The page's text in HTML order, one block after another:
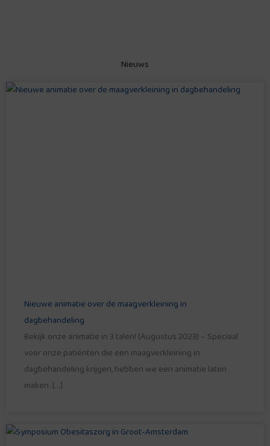
Nieuws
Nieuwe animatie over de maagverkleining in
dagbehandeling
Bekijk onze animatie in 3 talen! (Augustus 2023) – Speciaal
voor onze patiënten die een maagverkleining in
dagbehandeling krijgen, hebben we een animatie laten
maken. […]